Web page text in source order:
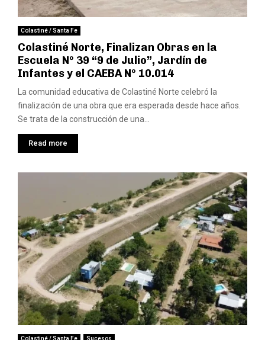
Colastiné / Santa Fe
Colastiné Norte, Finalizan Obras en la
Escuela Nº 39 “9 de Julio”, Jardín de
Infantes y el CAEBA Nº 10.014
La comunidad educativa de Colastiné Norte celebró la
finalización de una obra que era esperada desde hace años.
Se trata de la construcción de una...
Read more
Colastiné / Santa Fe Sucesos